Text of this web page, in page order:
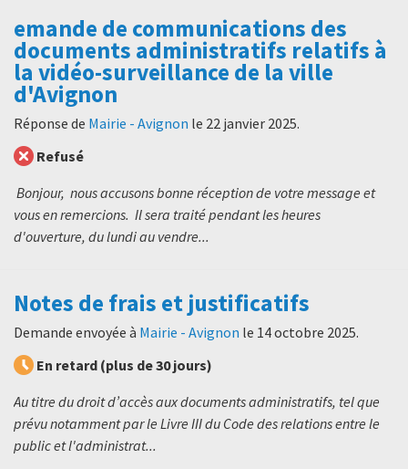
emande de communications des
documents administratifs relatifs à
la vidéo-surveillance de la ville
d'Avignon
Réponse de Mairie - Avignon le 22 janvier 2025.
Refusé
Bonjour, nous accusons bonne réception de votre message et
vous en remercions. Il sera traité pendant les heures
d'ouverture, du lundi au vendre...
Notes de frais et justificatifs
Demande envoyée à Mairie - Avignon le 14 octobre 2025.
En retard (plus de 30 jours)
Au titre du droit d’accès aux documents administratifs, tel que
prévu notamment par le Livre III du Code des relations entre le
public et l'administrat...